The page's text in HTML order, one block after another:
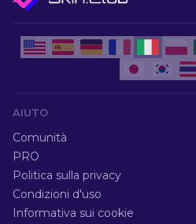
AIUTO
Comunità
PRO
Politica sulla privacy
Condizioni d'uso
Informativa sui cookie